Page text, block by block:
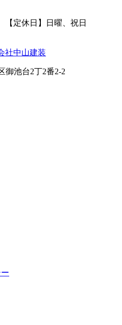
【定休日】日曜、祝日
御池台2丁2番2-2